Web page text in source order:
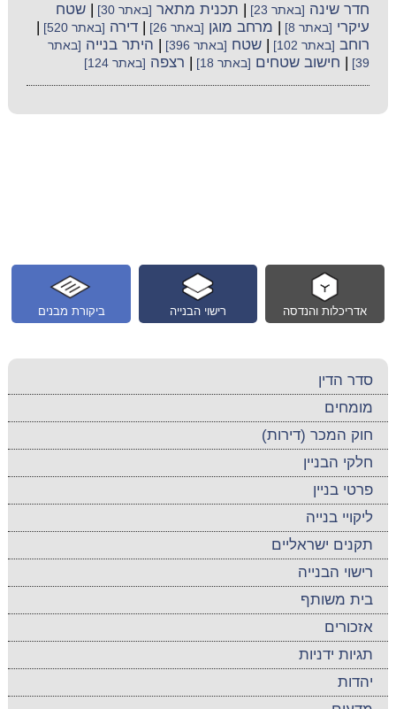
חדר שינה [באתר 23] תכנית מתאר [באתר 30] |שטח
עיקרי [באתר 8] מרחב מוגן [באתר 26] |דירה [באתר 520]
רוחב [באתר 102] |שטח [באתר 396] היתר בנייה [באתר
39]
חישוב שטחים [באתר 18] רצפה [באתר 124]
ביקורת מבנים רישוי הבנייה אדריכלות והנדסה
סדר הדין
מומחים
חוק המכר (דירות)
חלקי הבניין
פרטי בניין
ליקויי בנייה
תקנים ישראליים
רישוי הבנייה
בית משותף
אזכורים
תגיות ידניות
יהדות